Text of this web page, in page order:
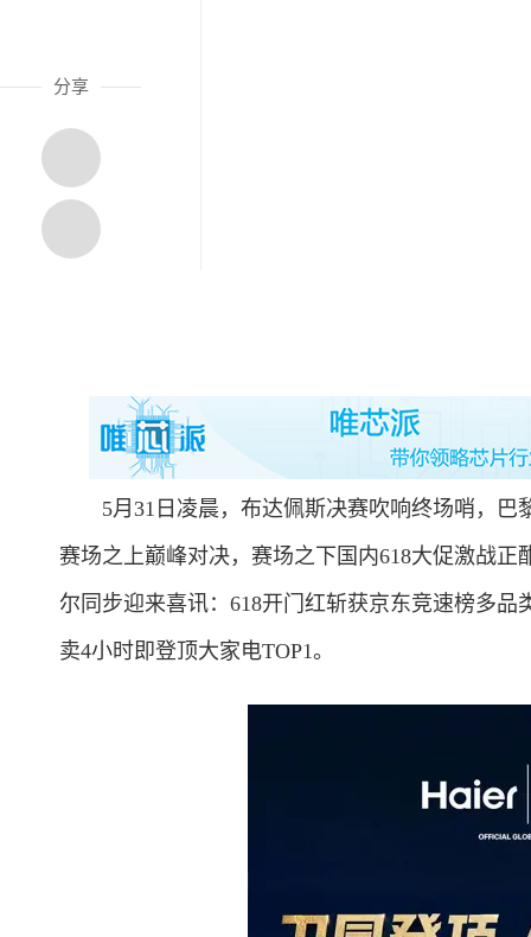
分享
5月31日凌晨，布达佩斯决赛吹响终场哨，巴
赛场之上巅峰对决，赛场之下国内618大促激战
尔同步迎来喜讯：618开门红斩获京东竞速榜多品
卖4小时即登顶大家电TOP1。